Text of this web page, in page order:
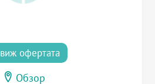
виж офертата
Обзор